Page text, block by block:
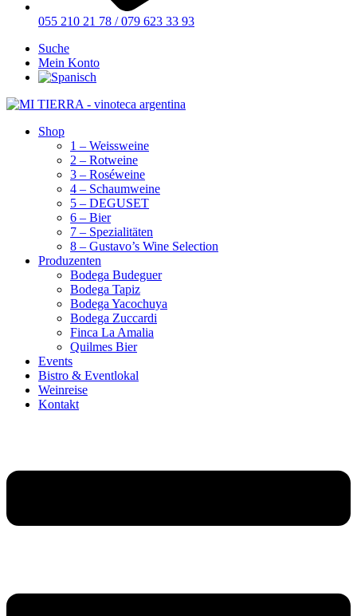
055 210 21 78 / 079 623 33 93
Suche
Mein Konto
Shop
1 – Weissweine
2 – Rotweine
3 – Roséweine
4 – Schaumweine
5 – DEGUSET
6 – Bier
7 – Spezialitäten
8 – Gustavo’s Wine Selection
Produzenten
Bodega Budeguer
Bodega Tapiz
Bodega Yacochuya
Bodega Zuccardi
Finca La Amalia
Quilmes Bier
Events
Bistro & Eventlokal
Weinreise
Kontakt